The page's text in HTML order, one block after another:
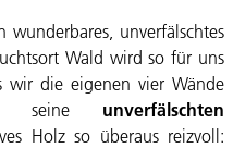
unverfälschtes
Wald wird so für uns
wir die eigenen vier Wände
seine unverfälschten
Holz so überaus reizvoll: